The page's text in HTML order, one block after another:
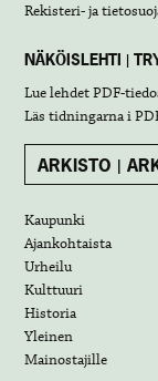
Rekisteri- ja
NÄKÖISLEHTI |
Lue lehdetPDF-
Läs tidningarna i
ARKISTO |
Kaupunki
Ajankohtaista
Urheilu
Kulttuuri
Historia
Yleinen
Mainostajille